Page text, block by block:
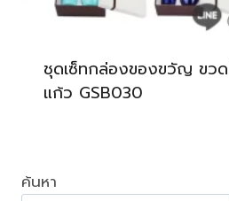
ชุดเซ็ทกล่องของขวัญ ขวด
แก้ว GSB030
ค้นหา